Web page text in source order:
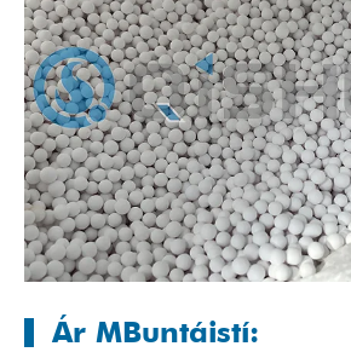
Ár MBuntáistí: